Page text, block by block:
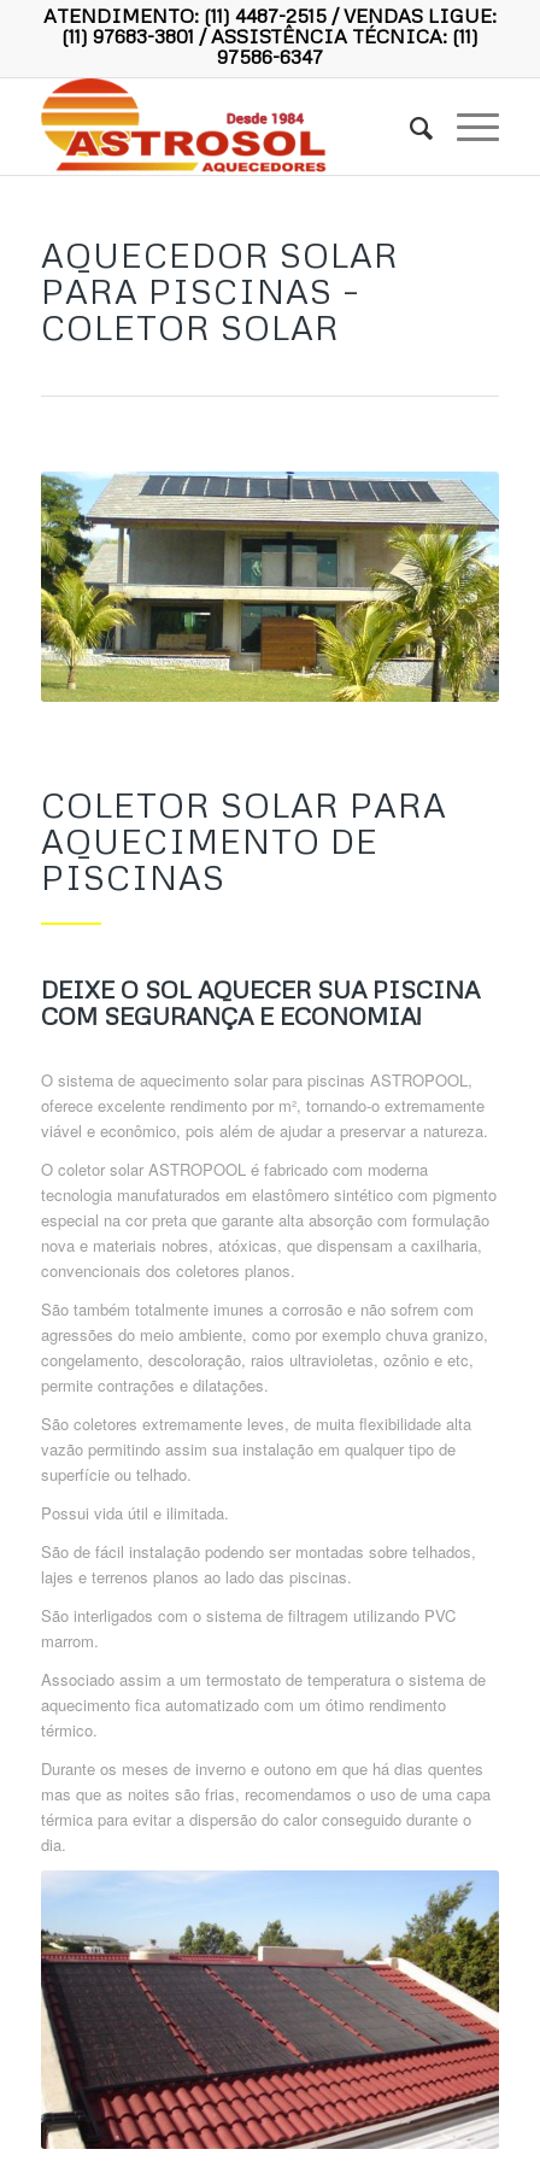
ATENDIMENTO: (11) 4487-2515/ VENDAS LIGUE:
(11) 97683-3801 / ASSISTÊNCIA TÉCNICA: (11)
97586-6347
AQUECEDOR SOLAR
PARA PISCINAS –
COLETOR SOLAR
COLETOR SOLAR PARA
AQUECIMENTO DE
PISCINAS
DEIXE O SOL AQUECER SUA PISCINA
COM SEGURANÇA E ECONOMIA!
O sistema de aquecimento solar para piscinas ASTROPOOL,
oferece excelente rendimento por m², tornando-o extremamente
viável e econômico, pois além de ajudar a preservar a natureza.
O coletor solar ASTROPOOL é fabricado com moderna
tecnologia manufaturados em elastômero sintético com pigmento
especial na cor preta que garante alta absorção com formulação
nova e materiais nobres, atóxicas, que dispensam a caxilharia,
convencionais dos coletores planos.
São também totalmente imunes a corrosão e não sofrem com
agressões do meio ambiente, como por exemplo chuva granizo,
congelamento, descoloração, raios ultravioletas, ozônio e etc,
permite contrações e dilatações.
São coletores extremamente leves, de muita flexibilidade alta
vazão permitindo assim sua instalação em qualquer tipo de
superfície ou telhado.
Possui vida útil e ilimitada.
São de fácil instalação podendo ser montadas sobre telhados,
lajes e terrenos planos ao lado das piscinas.
São interligados com o sistema de filtragem utilizando PVC
marrom.
Associado assim a um termostato de temperatura o sistema de
aquecimento fica automatizado com um ótimo rendimento
térmico.
Durante os meses de inverno e outono em que há dias quentes
mas que as noites são frias, recomendamos o uso de uma capa
térmica para evitar a dispersão do calor conseguido durante o
dia.